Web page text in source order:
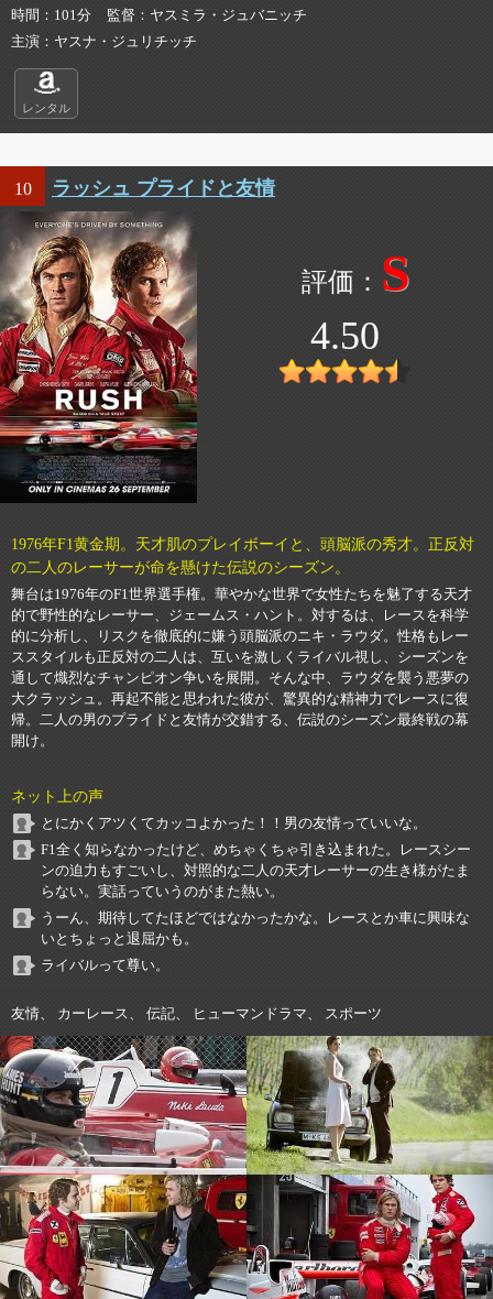
時間
101分 監督
ヤスミラ・ジュバニッチ
主演
ヤスナ・ジュリチッチ
レンタル
10 ラッシュ プライドと友情
S
4.50
1976年F1黄金期。天才肌のプレイボーイと、頭脳派の秀才。正反対
の二人のレーサーが命を懸けた伝説のシーズン。
舞台は1976年のF1世界選手権。華やかな世界で女性たちを魅了する天才
的で野性的なレーサー、ジェームス・ハント。対するは、レースを科学
的に分析し、リスクを徹底的に嫌う頭脳派のニキ・ラウダ。性格もレー
ススタイルも正反対の二人は、互いを激しくライバル視し、シーズンを
通して熾烈なチャンピオン争いを展開。そんな中、ラウダを襲う悪夢の
大クラッシュ。再起不能と思われた彼が、驚異的な精神力でレースに復
帰。二人の男のプライドと友情が交錯する、伝説のシーズン最終戦の幕
開け。
ネット上の声
とにかくアツくてカッコよかった！！男の友情っていいな。
F1全く知らなかったけど、めちゃくちゃ引き込まれた。レースシー
ンの迫力もすごいし、対照的な二人の天才レーサーの生き様がたま
らない。実話っていうのがまた熱い。
うーん、期待してたほどではなかったかな。レースとか車に興味な
いとちょっと退屈かも。
ライバルって尊い。
友情、 カーレース、 伝記、 ヒューマンドラマ、 スポーツ